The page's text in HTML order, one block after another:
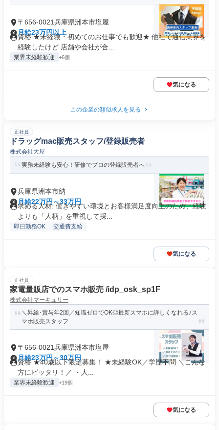
〒656-0021兵庫県洲本市塩屋
月給23万円以上
資格 ★未経験・初めてのお仕事でも歓迎★ 他社で通信業界を
経験したけど 店舗や会社が合...
業界未経験歓迎 +6個
気になる
この企業の類似求人を見る
正社員
ドラッグmac販売スタッフ/登録販売者
株式会社大屋
実務未経験も安心！研修でプロの登録販売者へ
兵庫県洲本市納
月給22万円～33万円
求める人材: 働きやすい環境とお客様満足度向上のため、経験
よりも「人柄」を重視して採...
即日勤務OK 交通費支給
気になる
正社員
家電量販店でのスマホ販売 /idp_osk_sp1F
株式会社マーキュリー
＼昇給･賞与年2回／知識ゼロでOK◎最新スマホに詳しくなれる♪ス
マホ販売スタッフ
〒656-0021兵庫県洲本市塩屋
月給23万円～30万円
資格 ★40歳以下限定募集！ ★未経験OK／学歴不問 ＼こんな
方にピッタリ！／ ・人...
業界未経験歓迎 +19個
気になる